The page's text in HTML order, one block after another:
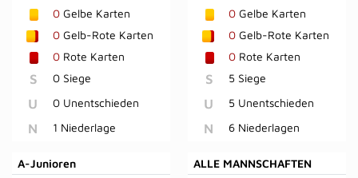
0 Gelbe Karten
0 Gelb-Rote Karten
0 Rote Karten
S 0 Siege
U 0 Unentschieden
N 1 Niederlage
0Gelbe Karten
0Gelb-Rote Karten
0Rote Karten
S 5 Siege
U 5 Unentschieden
N 6 Niederlagen
A-Junioren
ALLE MANNSCHAFTEN